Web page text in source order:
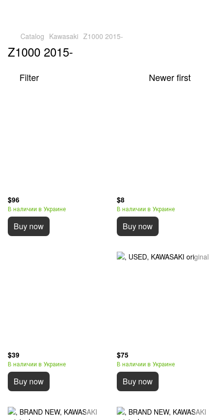
Catalog Kawasaki Z1000 2015-
Z1000 2015-
Filter Newer first
$96
В наличии в Украине
Buy now
$8
В наличии в Украине
Buy now
$39
В наличии в Украине
Buy now
$75
В наличии в Украине
Buy now